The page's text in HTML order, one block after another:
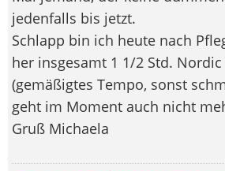
jedenfalls bis jetzt.
Schlapp bin ich heute nach
her insgesamt 1 1/2 Std.
(gemäßigtes Tempo, sonst
geht im Moment auch nicht
Gruß Michaela